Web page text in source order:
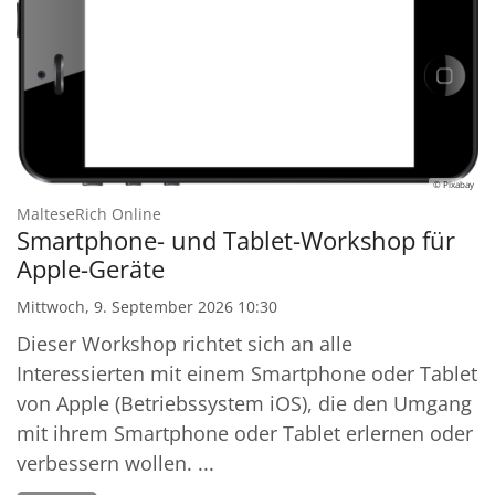
© Pixabay
MalteseRich Online
Smartphone- und Tablet-Workshop für
Apple-Geräte
Mittwoch, 9. September 2026 10:30
Dieser Workshop richtet sich an alle
Interessierten mit einem Smartphone oder Tablet
von Apple (Betriebssystem iOS), die den Umgang
mit ihrem Smartphone oder Tablet erlernen oder
verbessern wollen. ...